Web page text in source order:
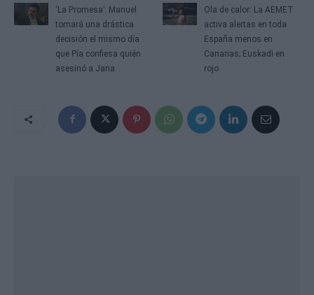
‘La Promesa’: Manuel
tomará una drástica
decisión el mismo día
que Pía confiesa quién
asesinó a Jana
Ola de calor: La AEMET
activa alertas en toda
España menos en
Canarias; Euskadi en
rojo